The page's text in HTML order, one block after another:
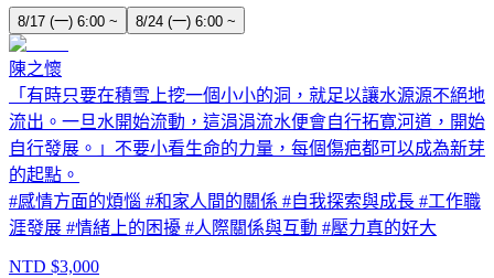
8/17 (一) 6:00 ~ 8/24 (一) 6:00 ~
陳之懷
「有時只要在積雪上挖一個小小的洞，就足以讓水源源不絕地
流出。一旦水開始流動，這涓涓流水便會自行拓寛河道，開始
自行發展。」不要小看生命的力量，每個傷疤都可以成為新芽
的起點。
#感情方面的煩惱 #和家人間的關係 #自我探索與成長 #工作職
涯發展 #情緒上的困擾 #人際關係與互動 #壓力真的好大
NTD $3,000